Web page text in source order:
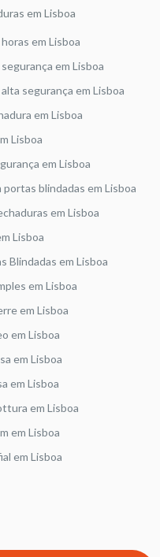
em Lisboa
em Lisboa
em Lisboa
segurança em Lisboa
em Lisboa
Lisboa
em Lisboa
blindadas em Lisboa
em Lisboa
Lisboa
Blindadas em Lisboa
em Lisboa
em Lisboa
em Lisboa
em Lisboa
em Lisboa
em Lisboa
em Lisboa
em Lisboa